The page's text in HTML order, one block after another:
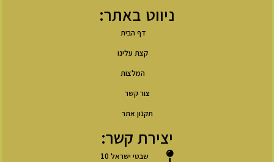
ניווט באתר:
דף הבית
קצת עלינו
המלצות
צור קשר
תקנון אתר
יצירת קשר:
שבטי ישראל 10